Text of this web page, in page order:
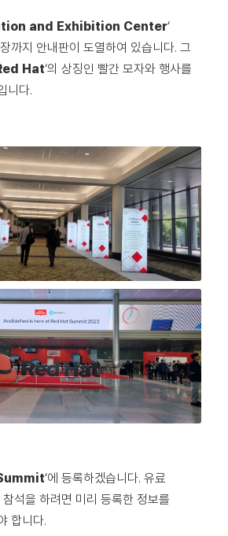
and Exhibition Center‘
까지 안내판이 도열하여 있습니다. 그
Hat‘의 상징인 빨간 모자와 행사를
니다.
‘에 등록하겠습니다. 유료
석을 하려면 미리 등록한 정보를
합니다.